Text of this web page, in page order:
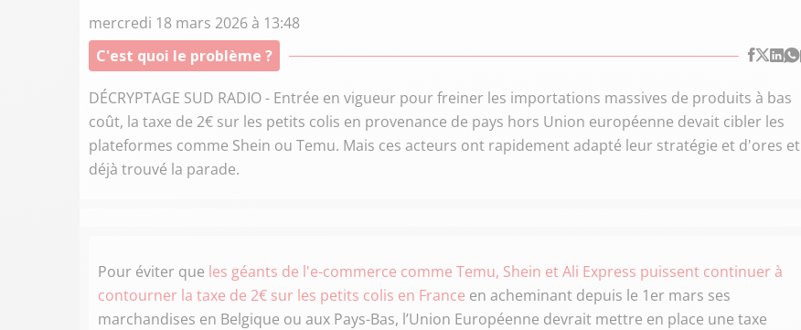
mercredi 18 mars 2026 à 13:48
C'est quoi le problème ?
DÉCRYPTAGE SUD RADIO - Entrée en vigueur pour freiner les importations massives de produits à bas
coût, la taxe de 2€ sur les petits colis en provenance de pays hors Union européenne devait cibler les
plateformes comme Shein ou Temu. Mais ces acteurs ont rapidement adapté leur stratégie et d'ores et
déjà trouvé la parade.
Pour éviter que les géants de l'e-commerce comme Temu, Shein et Ali Express puissent continuer à
contourner la taxe de 2€ sur les petits colis en France en acheminant depuis le 1er mars ses
marchandises en Belgique ou aux Pays-Bas, l’Union Européenne devrait mettre en place une taxe